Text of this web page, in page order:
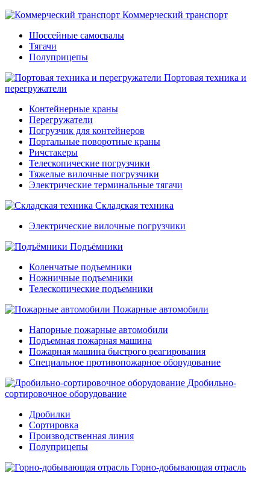
Коммерческий транспорт
Шоссейные самосвалы
Тягачи
Полуприцепы
Портовая техника и
перегружатели
Контейнерные краны
Перегружатели
Погрузчик для контейнеров
Портальные поворотные краны
Ричстакеры
Телескопические погрузчики
Тяжелые вилочные погрузчики
Электрические терминальные тягачи
Складская техника
Электрические вилочные погрузчики
Подъёмники
Коленчатые подъемники
Ножничные подъемники
Телескопические подъемники
Пожарные автомобили
Напорные пожарные автомобили
Подъемная пожарная машина
Пожарная машина быстрого реагирования
Специальное противопожарное оборудование
Дробильно-
сортировочное оборудование
Дробилки
Сортировка
Производственная линия
Полуприцепы
Горно-добывающая отрасль